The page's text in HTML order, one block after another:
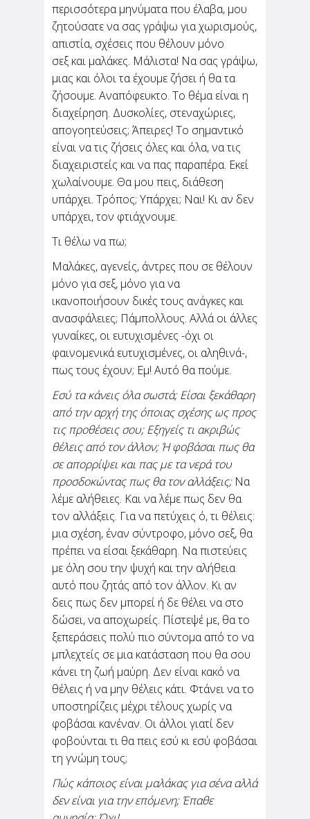
Θεωρείς "ταμπού" να
πηγαίνεις για καφέ μόνη
σου;
Σου γράφω από ένα καφέ. Πολύ κεντρικό στην
περιοχή που μένω, πολύ μοδάτο, πολύ
ωραίο. Γιατί το παινεύω τόσο; Για να
διευκρινίσω πως κάθομαι εδώ και πίνω μόνη
μου καφέ. Για μένα...
περισσότερα μηνύματα που έλαβα, μου
ζητούσατε να σας γράψω για χωρισμούς,
απιστία, σχέσεις που θέλουν μόνο
σεξ και μαλάκες. Μάλιστα! Να σας γράψω,
μιας και όλοι τα έχουμε ζήσει ή θα τα
ζήσουμε. Αναπόφευκτο. Το θέμα είναι η
διαχείρηση. Δυσκολίες, στεναχώριες,
απογοητεύσεις; Άπειρες! Το σημαντικό
είναι να τις ζήσεις όλες και όλα, να τις
διαχειριστείς και να πας παραπέρα. Εκεί
χωλαίνουμε. Θα μου πεις, διάθεση
υπάρχει. Τρόπος; Υπάρχει; Ναι! Κι αν δεν
υπάρχει, τον φτιάχνουμε.
Τι θέλω να πω;
Μαλάκες, αγενείς, άντρες που σε θέλουν
μόνο για σεξ, μόνο για να
ικανοποιήσουν δικές τους ανάγκες και
ανασφάλειες; Πάμπολλους. Αλλά οι άλλες
γυναίκες, οι ευτυχισμένες -όχι οι
φαινομενικά ευτυχισμένες, οι αληθινά-,
πως τους έχουν; Εμ! Αυτό θα πούμε.
Εσύ τα κάνεις όλα σωστά; Είσαι ξεκάθαρη
από την αρχή της όποιας σχέσης ως προς
τις προθέσεις σου; Εξηγείς τι ακριβώς
θέλεις από τον άλλον; Ή φοβάσαι πως θα
σε απορρίψει και πας με τα νερά του
προσδοκώντας πως θα τον αλλάξεις; Να
λέμε αλήθειες. Και να λέμε πως δεν θα
τον αλλάξεις. Για να πετύχεις ό, τι θέλεις:
μια σχέση, έναν σύντροφο, μόνο σεξ, θα
πρέπει να είσαι ξεκάθαρη. Να πιστεύεις
με όλη σου την ψυχή και την αλήθεια
αυτό που ζητάς από τον άλλον. Κι αν
δεις πως δεν μπορεί ή δε θέλει να στο
δώσει, να αποχωρείς. Πίστεψέ με, θα το
ξεπεράσεις πολύ πιο σύντομα από το να
μπλεχτείς σε μια κατάσταση που θα σου
κάνει τη ζωή μαύρη. Δεν είναι κακό να
θέλεις ή να μην θέλεις κάτι. Φτάνει να το
υποστηρίζεις μέχρι τέλους χωρίς να
φοβάσαι κανέναν. Οι άλλοι γιατί δεν
φοβούνται τι θα πεις εσύ κι εσύ φοβάσαι
τη γνώμη τους;
Πώς κάποιος είναι μαλάκας για σένα αλλά
δεν είναι για την επόμενη; Έπαθε